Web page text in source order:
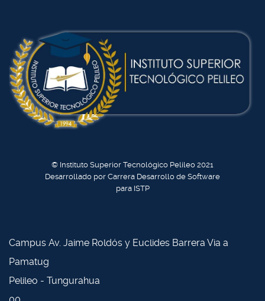
© Instituto Superior Tecnológico Pelileo 2021
Desarrollado por Carrera Desarrollo de Software
para ISTP
Campus Av. Jaime Roldós y Euclides Barrera Via a
Pamatug
Pelileo - Tungurahua